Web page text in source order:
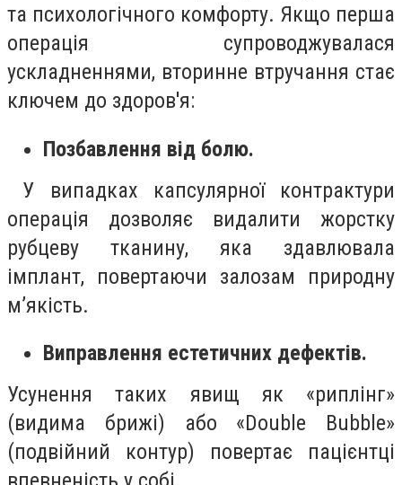
та психологічного комфорту. Якщо перша
операція супроводжувалася
ускладненнями, вторинне втручання стає
ключем до здоров'я:
Позбавлення від болю.
У випадках капсулярної контрактури
операція дозволяє видалити жорстку
рубцеву тканину, яка здавлювала
імплант, повертаючи залозам природну
м’якість.
Виправлення естетичних дефектів.
Усунення таких явищ як «риплінг»
(видима брижі) або «Double Bubble»
(подвійний контур) повертає пацієнтці